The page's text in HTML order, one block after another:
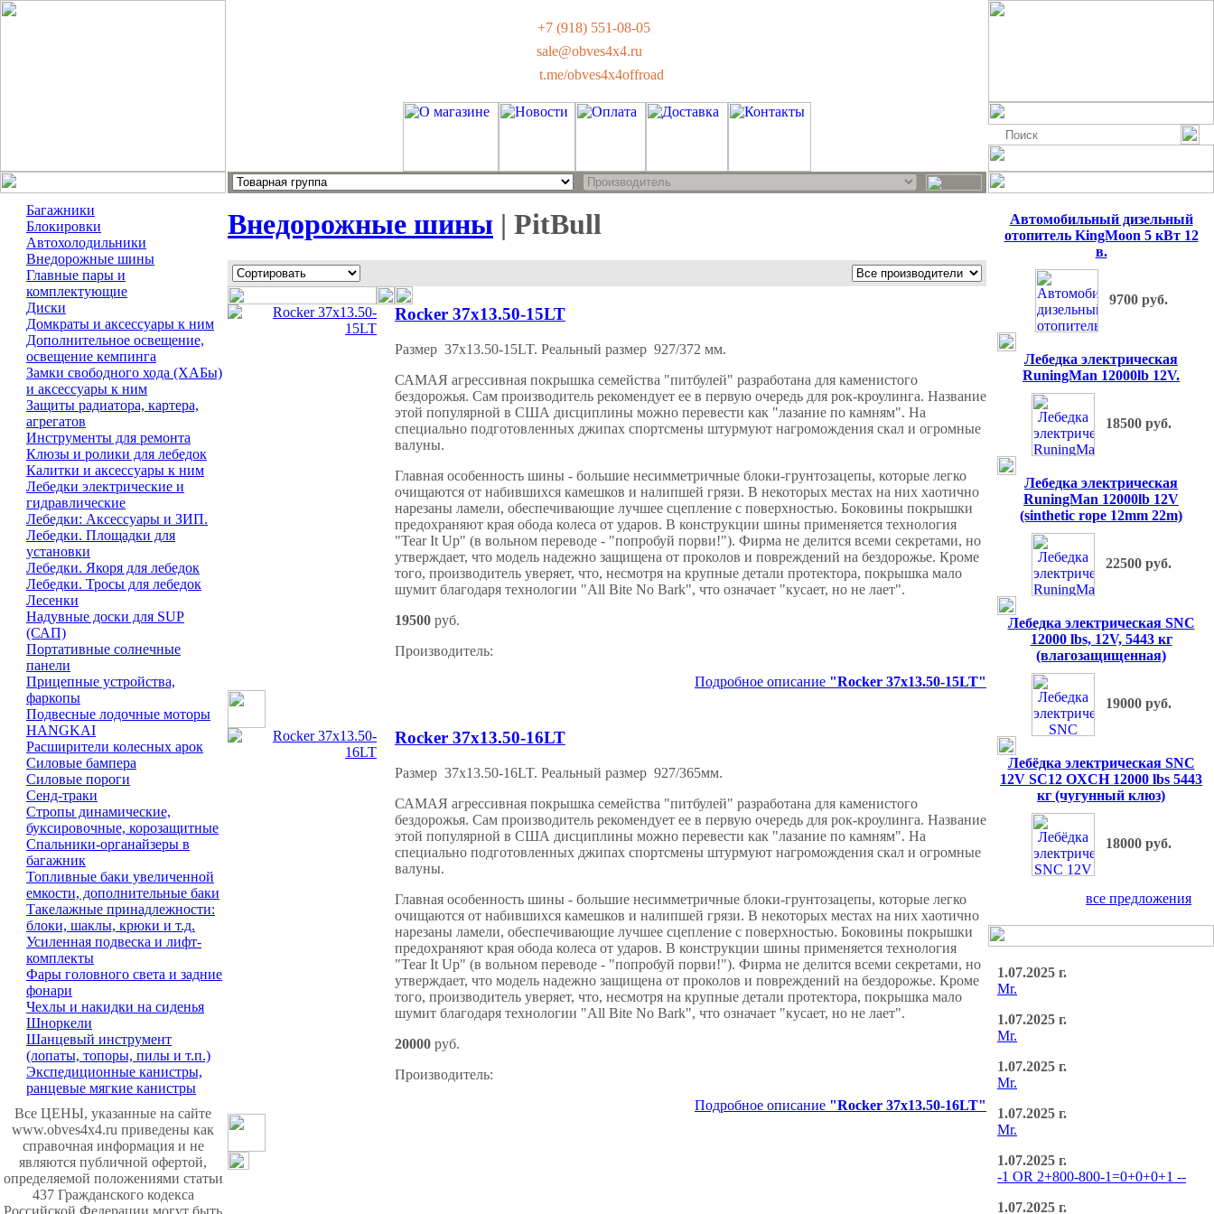
+7 (918) 551-08-05
sale@obves4x4.ru
t.me/obves4x4offroad
Багажники
Блокировки
Автохолодильники
Внедорожные шины
Главные пары и
комплектующие
Диски
Домкраты и аксессуары к ним
Дополнительное освещение,
освещение кемпинга
Замки свободного хода (ХАБы)
и аксессуары к ним
Защиты радиатора, картера,
агрегатов
Инструменты для ремонта
Клюзы и ролики для лебедок
Калитки и аксессуары к ним
Лебедки электрические и
гидравлические
Лебедки: Аксессуары и ЗИП.
Лебедки. Площадки для
установки
Лебедки. Якоря для лебедок
Лебедки. Тросы для лебедок
Лесенки
Надувные доски для SUP
(САП)
Портативные солнечные
панели
Прицепные устройства,
фаркопы
Подвесные лодочные моторы
HANGKAI
Расширители колесных арок
Силовые бампера
Силовые пороги
Сенд-траки
Стропы динамические,
буксировочные, корозащитные
Спальники-органайзеры в
багажник
Топливные баки увеличенной
емкости, дополнительные баки
Такелажные принадлежности:
блоки, шаклы, крюки и т.д.
Усиленная подвеска и лифт-
комплекты
Фары головного света и задние
фонари
Чехлы и накидки на сиденья
Шноркели
Шанцевый инструмент
(лопаты, топоры, пилы и т.п.)
Экспедиционные канистры,
ранцевые мягкие канистры
Все ЦЕНЫ, указанные на сайте
www.obves4x4.ru приведены как
справочная информация и не
являются публичной офертой,
определяемой положениями статьи
437 Гражданского кодекса
Российской Федерации могут быть
Внедорожные шины | PitBull
Rocker 37x13.50-15LT
Размер 37x13.50-15LT. Реальный размер 927/372 мм.
САМАЯ агрессивная покрышка семейства "питбулей" разработана для каменистого
бездорожья. Сам производитель рекомендует ее в первую очередь для рок-кроулинга. Название
этой популярной в США дисциплины можно перевести как "лазание по камням". На
специально подготовленных джипах спортсмены штурмуют нагромождения скал и огромные
валуны.
Главная особенность шины - большие несимметричные блоки-грунтозацепы, которые легко
очищаются от набившихся камешков и налипшей грязи. В некоторых местах на них хаотично
нарезаны ламели, обеспечивающие лучшее сцепление с поверхностью. Боковины покрышки
предохраняют края обода колеса от ударов. В конструкции шины применяется технология
"Tear It Up" (в вольном переводе - "попробуй порви!"). Фирма не делится всеми секретами, но
утверждает, что модель надежно защищена от проколов и повреждений на бездорожье. Кроме
того, производитель уверяет, что, несмотря на крупные детали протектора, покрышка мало
шумит благодаря технологии "All Bite No Bark", что означает "кусает, но не лает".
19500 руб.
Производитель:
Подробное описание "Rocker 37x13.50-15LT"
Rocker 37x13.50-16LT
Размер 37x13.50-16LT. Реальный размер 927/365мм.
САМАЯ агрессивная покрышка семейства "питбулей" разработана для каменистого
бездорожья. Сам производитель рекомендует ее в первую очередь для рок-кроулинга. Название
этой популярной в США дисциплины можно перевести как "лазание по камням". На
специально подготовленных джипах спортсмены штурмуют нагромождения скал и огромные
валуны.
Главная особенность шины - большие несимметричные блоки-грунтозацепы, которые легко
очищаются от набившихся камешков и налипшей грязи. В некоторых местах на них хаотично
нарезаны ламели, обеспечивающие лучшее сцепление с поверхностью. Боковины покрышки
предохраняют края обода колеса от ударов. В конструкции шины применяется технология
"Tear It Up" (в вольном переводе - "попробуй порви!"). Фирма не делится всеми секретами, но
утверждает, что модель надежно защищена от проколов и повреждений на бездорожье. Кроме
того, производитель уверяет, что, несмотря на крупные детали протектора, покрышка мало
шумит благодаря технологии "All Bite No Bark", что означает "кусает, но не лает".
20000 руб.
Производитель:
Подробное описание "Rocker 37x13.50-16LT"
Автомобильный дизельный
отопитель KingMoon 5 кВт 12
в.
9700 руб.
Лебедка электрическая
RuningMan 12000lb 12V.
18500 руб.
Лебедка электрическая
RuningMan 12000lb 12V
(sinthetic rope 12mm 22m)
22500 руб.
Лебедка электрическая SNC
12000 lbs, 12V, 5443 кг
(влагозащищенная)
19000 руб.
Лебёдка электрическая SNC
12V SC12 OXCH 12000 lbs 5443
кг (чугунный клюз)
18000 руб.
все предложения
1.07.2025 г.
Mr.
1.07.2025 г.
Mr.
1.07.2025 г.
Mr.
1.07.2025 г.
Mr.
1.07.2025 г.
-1 OR 2+800-800-1=0+0+0+1 --
1.07.2025 г.